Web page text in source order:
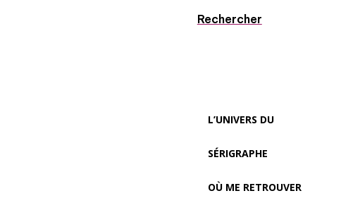
Rechercher
L’UNIVERS DU
SÉRIGRAPHE
OÙ ME RETROUVER